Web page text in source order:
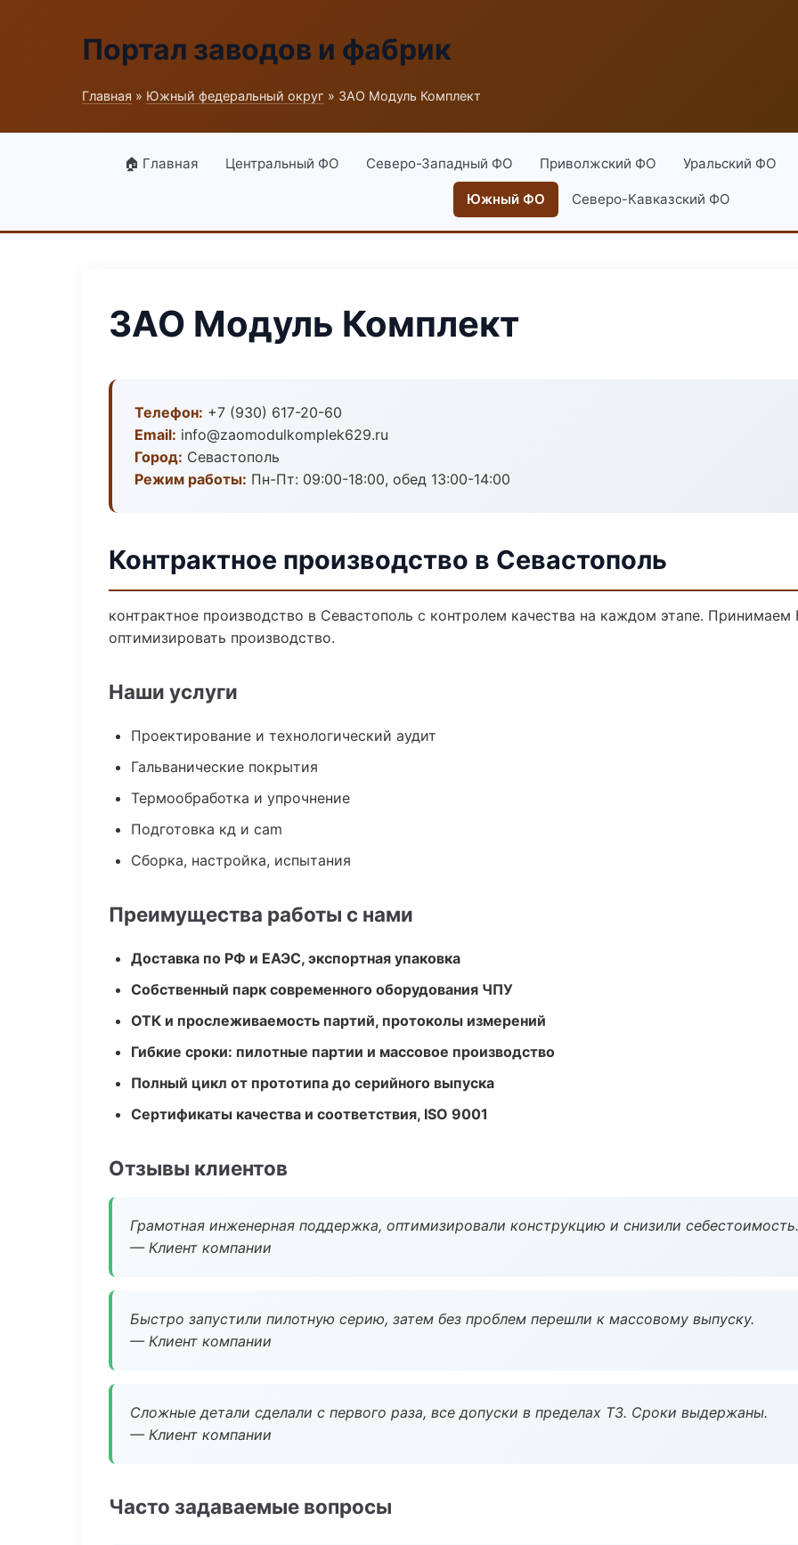
Портал заводов и фабрик
Главная » Южный федеральный округ » ЗАО Модуль Комплект
🏠 Главная Центральный ФО Северо-Западный ФО Приволжский ФО Уральский ФО
Южный ФО Северо-Кавказский ФО
ЗАО Модуль Комплект
Телефон: +7 (930) 617-20-60
Email: info@zaomodulkomplek629.ru
Город: Севастополь
Режим работы: Пн-Пт: 09:00-18:00, обед 13:00-14:00
Контрактное производство в Севастополь
контрактное производство в Севастополь с контролем качества на каждом этапе. Принимаем
оптимизировать производство.
Наши услуги
Проектирование и технологический аудит
Гальванические покрытия
Термообработка и упрочнение
Подготовка кд и cam
Сборка, настройка, испытания
Преимущества работы с нами
Доставка по РФ и ЕАЭС, экспортная упаковка
Собственный парк современного оборудования ЧПУ
ОТК и прослеживаемость партий, протоколы измерений
Гибкие сроки: пилотные партии и массовое производство
Полный цикл от прототипа до серийного выпуска
Сертификаты качества и соответствия, ISO 9001
Отзывы клиентов
Грамотная инженерная поддержка, оптимизировали конструкцию и снизили себестоимость.
— Клиент компании
Быстро запустили пилотную серию, затем без проблем перешли к массовому выпуску.
— Клиент компании
Сложные детали сделали с первого раза, все допуски в пределах ТЗ. Сроки выдержаны.
— Клиент компании
Часто задаваемые вопросы